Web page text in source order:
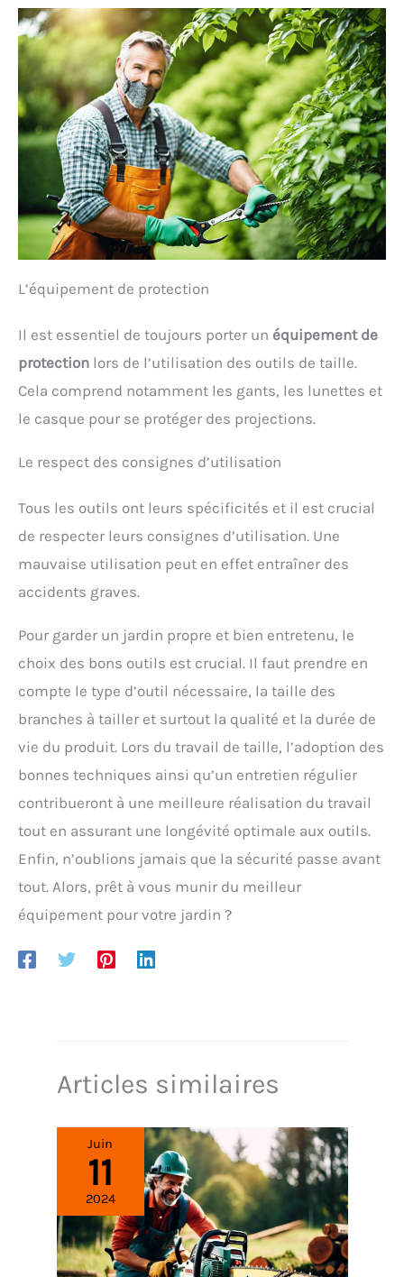
contact accidentel avec les lames. Base et poignée
surmoulées en caoutchouc pour une prise en main
ergonomique et antidérapante.
L’équipement de protection
Il est essentiel de toujours porter un équipement de
protection lors de l’utilisation des outils de taille.
Cela comprend notamment les gants, les lunettes et
le casque pour se protéger des projections.
Le respect des consignes d’utilisation
Tous les outils ont leurs spécificités et il est crucial
de respecter leurs consignes d’utilisation. Une
mauvaise utilisation peut en effet entraîner des
accidents graves.
Pour garder un jardin propre et bien entretenu, le
choix des bons outils est crucial. Il faut prendre en
compte le type d’outil nécessaire, la taille des
branches à tailler et surtout la qualité et la durée de
vie du produit. Lors du travail de taille, l’adoption des
bonnes techniques ainsi qu’un entretien régulier
contribueront à une meilleure réalisation du travail
tout en assurant une longévité optimale aux outils.
Enfin, n’oublions jamais que la sécurité passe avant
tout. Alors, prêt à vous munir du meilleur
équipement pour votre jardin ?
Articles similaires
Juin
11
2024